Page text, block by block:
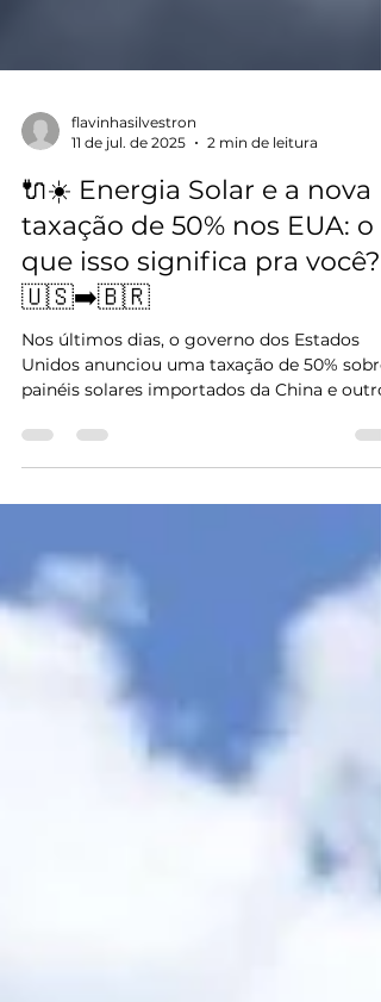
flavinhasilvestron
11 de jul. de 2025
2 min de leitura
🔌☀️ Energia Solar e a nova
taxação de 50% nos EUA: o
que isso significa pra você?
🇺🇸➡️🇧🇷
Nos últimos dias, o governo dos Estados
painéis solares importados da China e outros
países...